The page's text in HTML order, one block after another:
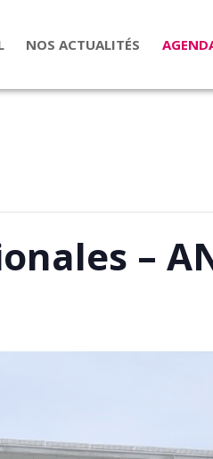
NOS ACTUALITÉS
–